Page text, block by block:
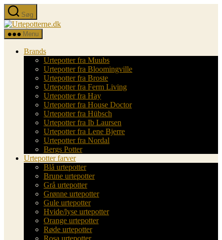
Spring
til
indholdet
Søg
Urtepotterne.dk
Menu
Brands
Urtepotter fra Muubs
Urtepotter fra Bloomingville
Urtepotter fra Broste
Urtepotter fra Ferm Living
Urtepotter fra Hay
Urtepotter fra House Doctor
Urtepotter fra Hübsch
Urtepotter fra Ib Laursen
Urtepotter fra Lene Bjerre
Urtepotter fra Nordal
Bergs Potter
Urtepotter farver
Blå urtepotter
Brune urtepotter
Grå urtepotter
Grønne urtepotter
Gule urtepotter
Hvide/lyse urtepotter
Orange urtepotter
Røde urtepotter
Rosa urtepotter